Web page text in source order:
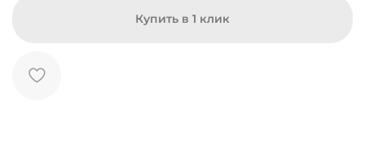
Купить в 1 клик